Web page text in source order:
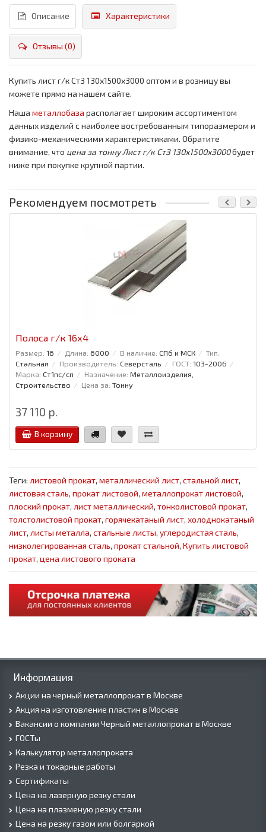
Описание Характеристики
Отзывы (0)
Купить лист г/к Ст3 130x1500x3000 оптом и в розницу вы
можете прямо на нашем сайте.
Наша металлобаза располагает широким ассортиментом
данных изделий с наиболее востребованным типоразмером и
физико-механическими характеристиками. Обратите
внимание, что цена за тоннуЛист г/к Ст3 130x1500x3000будет
ниже при покупке крупной партии.
Рекомендуем посмотреть
Полоса г/к 16x4
Размер: 16 Длина: 6000 В наличие: СПб и МСК
Тип:
Стальная
Производитель: Северсталь ГОСТ: 103-2006
Марка: Ст1пс/сп Назначение: Металлоизделия,
Строительство
Цена за: Тонну
37 110 р.
В корзину
Теги: листовой прокат, металлический лист, стальной лист,
листовая сталь, прокат листовой, металлопрокат листовой,
плоский прокат, лист металлический, тонколистовой прокат,
толстолистовой прокат, горячекатаный лист, холоднокатаный
лист, листы металла, стальные листы, углеродистая сталь,
низколегированная сталь, прокат стальной, Купить листовой
прокат, цена листового проката
Информация
Акции на черный металлопрокат в Москве
Акция на изготовление пластин в Москве
Вакансии о компании Черный металлопрокат в Москве
ГОСТы
Калькулятор металлопроката
Резка и токарные работы
Сертификаты
Цена на лазерную резку стали
Цена на плазменую резку стали
Цена на резку газом или болгаркой